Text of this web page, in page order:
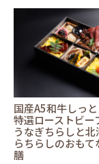
国産A5和牛しっ
特選ローストビー
うなぎちらしと北
らちらしのおも
膳